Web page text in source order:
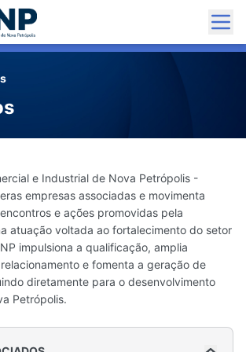
e Industrial de Nova Petrópolis -
empresas associadas e movimenta
e ações promovidas pela
atuação voltada ao fortalecimento do setor
impulsiona a qualificação, amplia
e fomenta a geração de
diretamente para o desenvolvimento
Petrópolis.
✕
✕
Rota
✕
, 41 sala 03
✕
6575
1111
✕
3620
320
✕
✕
Feevale
✕
Empresarial
✕
Turismo
✕
0056
de Novembro, 1540 - Sala 407 e